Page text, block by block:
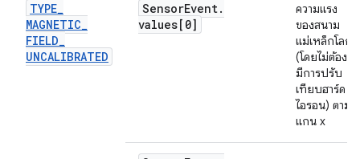
TYPE_
MAGNETIC_
FIELD_
UNCALIBRATED
SensorEvent.
values[0]
ความแรง
ของสนาม
แม่เหล็กโลก
(โดยไม่ต้อง
มีการปรับ
เทียบฮาร์ด
ไอรอน) ตาม
แกน x